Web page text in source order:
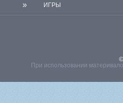
» ИГРЫ
При использовании